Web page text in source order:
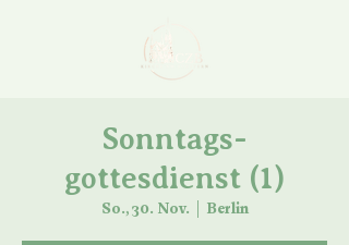
Sonntags-
gottesdienst (1)
So., 30. Nov. Berlin